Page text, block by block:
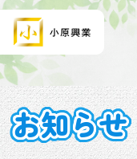
お知らせ